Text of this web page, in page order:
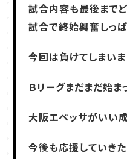
試合内容も最後まで
試合で終始興奮しっ
今回は負けてしまいま
Ｂリーグまだまだ始ま
大阪エベッサがいい
今後も応援していきた